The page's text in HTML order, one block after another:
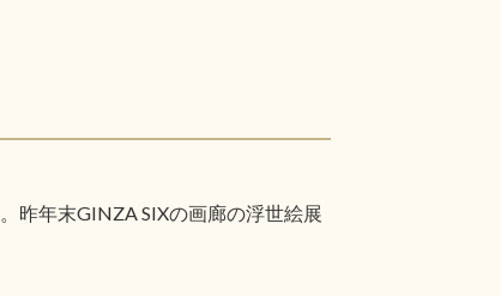
昨年末GINZA SIXの画廊の浮世絵展